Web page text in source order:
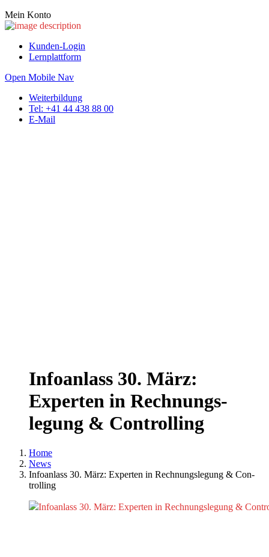
Mein Konto
Kunden-Login
Lernplattform
Open Mobile Nav
Weiterbildung
Tel: +41 44 438 88 00
E-Mail
Info­an­lass 30. März:
Exper­ten in Rech­nungs­
le­gung & Con­trol­ling
Home
News
Info­an­lass 30. März: Exper­ten in Rech­nungs­le­gung & Con­
trol­ling